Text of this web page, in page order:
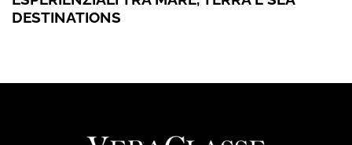
DESTINATIONS